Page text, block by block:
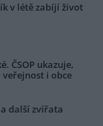
v létě zabíjí život
ČSOP ukazuje,
i obce
další zvířata